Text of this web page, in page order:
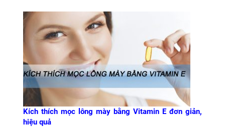
Kích thích mọc lông mày bằng Vitamin E đơn giản,
hiệu quả